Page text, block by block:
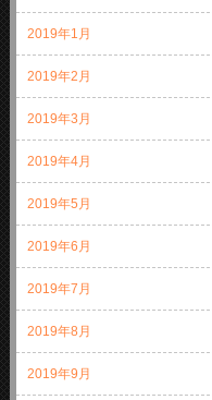
2019年1月
2019年2月
2019年3月
2019年4月
2019年5月
2019年6月
2019年7月
2019年8月
2019年9月